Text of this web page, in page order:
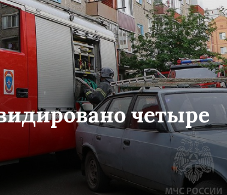
четыре